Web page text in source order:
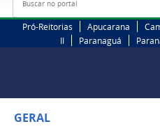
Pró-Reitorias Apucarana
II
Paranaguá
GERAL